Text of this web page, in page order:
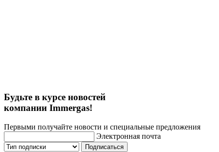
Будьте в курсе новостей
компании Immergas!
Первыми получайте новости и специальные предложения
Электронная почта
Подписаться